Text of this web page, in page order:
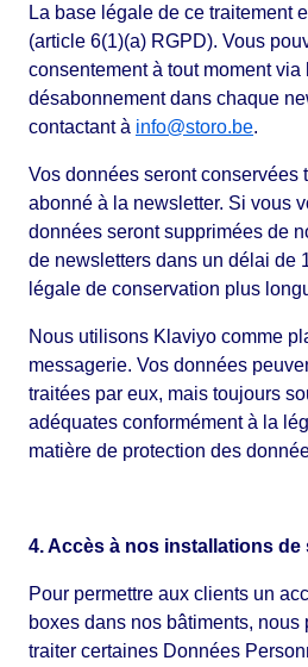
La base légale de ce traitement
(article 6(1)(a) RGPD). Vous
consentement à tout moment via
désabonnement dans chaque
contactant à info@storo.be.
Vos données seront conservées
abonné à la newsletter. Si vous
données seront supprimées de
de newsletters dans un délai de
légale de conservation plus
Nous utilisons Klaviyo comme
messagerie. Vos données
traitées par eux, mais toujours
adéquates conformément à la
matière de protection des
4. Accès à nos installations de
Pour permettre aux clients un
boxes dans nos bâtiments, nous
traiter certaines Données